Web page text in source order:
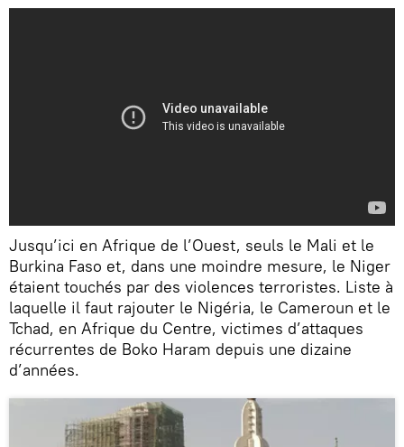
Jusqu’ici en Afrique de l’Ouest, seuls le Mali et le
Burkina Faso et, dans une moindre mesure, le Niger
étaient touchés par des violences terroristes. Liste à
laquelle il faut rajouter le Nigéria, le Cameroun et le
Tchad, en Afrique du Centre, victimes d’attaques
récurrentes de Boko Haram depuis une dizaine
d’années.